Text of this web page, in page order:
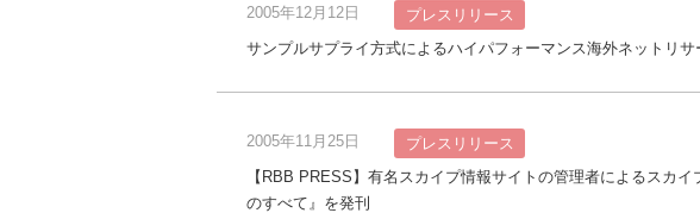
2005年12月12日
プレスリリース
サンプルサプライ方式によるハイパフォーマンス海外ネットリ
2005年11月25日
プレスリリース
【RBB PRESS】有名スカイプ情報サイトの管理者によるスカ
のすべて』を発刊